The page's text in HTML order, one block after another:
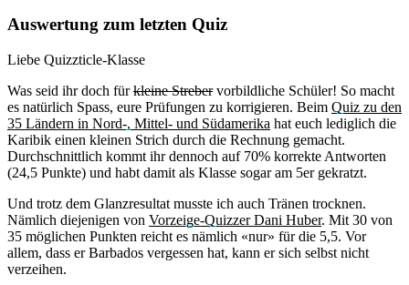
Auswertung zum letzten Quiz
Liebe Quizzticle-Klasse
Was seid ihr doch fürkleine Strebervorbildliche Schüler! So macht
es natürlich Spass, eure Prüfungen zu korrigieren. Beim Quiz zu den
35 Ländern in Nord-, Mittel- und Südamerika hat euch lediglich die
Karibik einen kleinen Strich durch die Rechnung gemacht.
Durchschnittlich kommt ihr dennoch auf 70% korrekte Antworten
(24,5 Punkte) und habt damit als Klasse sogar am 5er gekratzt.
Und trotz dem Glanzresultat musste ich auch Tränen trocknen.
Nämlich diejenigen von Vorzeige-Quizzer Dani Huber. Mit 30 von
35 möglichen Punkten reicht es nämlich «nur» für die 5,5. Vor
allem, dass er Barbados vergessen hat, kann er sich selbst nicht
verzeihen.